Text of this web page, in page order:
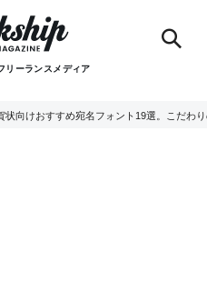
リーランスメディア
状向けおすすめ宛名フォント19選。こだわ